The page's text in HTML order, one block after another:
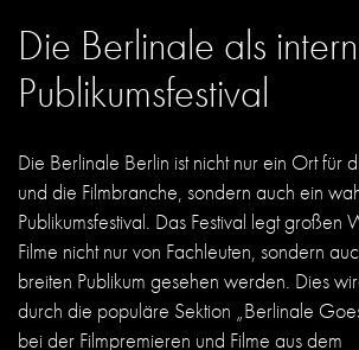
Die Berlinale als
Publikumsfestival
Die Berlinale Berlin ist nicht nur ein Ort für
und die Filmbranche, sondern auch ein
Publikumsfestival. Das Festival legt großen
Filme nicht nur von Fachleuten, sondern
breiten Publikum gesehen werden. Dies
durch die populäre Sektion „Berlinale
bei der Filmpremieren und Filme aus dem